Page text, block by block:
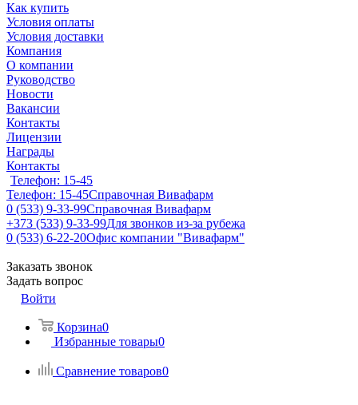
Как купить
Условия оплаты
Условия доставки
Компания
О компании
Руководство
Новости
Вакансии
Контакты
Лицензии
Награды
Контакты
Телефон: 15-45
Телефон: 15-45Справочная Вивафарм
0 (533) 9-33-99Справочная Вивафарм
+373 (533) 9-33-99Для звонков из-за рубежа
0 (533) 6-22-20Офис компании "Вивафарм"
Заказать звонок
Задать вопрос
Войти
Корзина0
Избранные товары0
Сравнение товаров0